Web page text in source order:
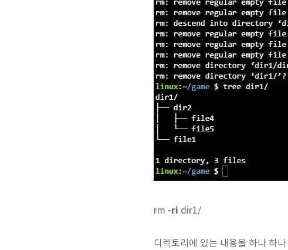
rm -ri dir1/
디렉토리에 있는 내용을 하나 하나